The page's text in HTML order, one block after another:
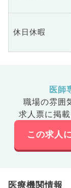
休日休暇
医師
職場の雰囲
求人票に掲
この求人
医療機関情報